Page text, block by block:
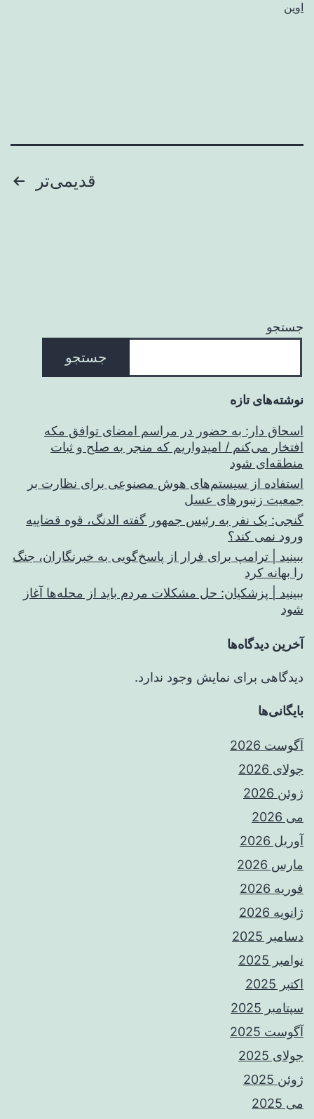
اوین
قدیمی‌تر
جستجو
جستجو
نوشته‌های تازه
اسحاق‌ دار: به حضور در مراسم امضای توافق مکه
افتخار می‌کنم / امیدواریم که منجر به صلح و ثبات
منطقه‌ای شود
استفاده از سیستم‌های هوش مصنوعی برای نظارت بر
جمعیت زنبورهای عسل
گنجی: یک نفر به رئیس جمهور گفته الدنگ، قوه قضاییه
ورود نمی کند؟
ببینید | ترامپ برای فرار از پاسخ‌گویی به خبرنگاران، جنگ
را بهانه کرد
ببینید | پزشکیان: حل مشکلات مردم باید از محله‌ها آغاز
شود
آخرین دیدگاه‌ها
دیدگاهی برای نمایش وجود ندارد.
بایگانی‌ها
آگوست 2026
جولای 2026
ژوئن 2026
می 2026
آوریل 2026
مارس 2026
فوریه 2026
ژانویه 2026
دسامبر 2025
نوامبر 2025
اکتبر 2025
سپتامبر 2025
آگوست 2025
جولای 2025
ژوئن 2025
می 2025